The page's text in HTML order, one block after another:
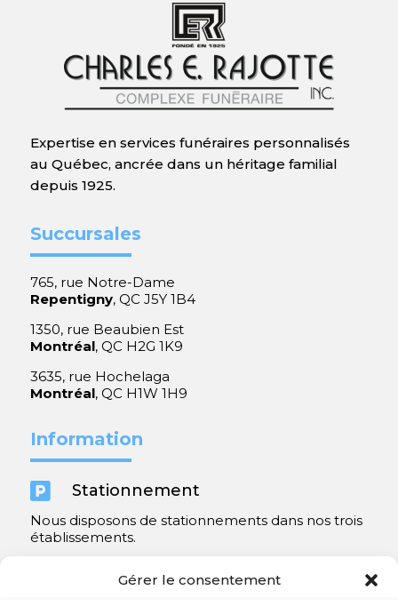
Gérer le consentement
Expertise en services funéraires personnalisés
au Québec, ancrée dans un héritage familial
depuis 1925.
Succursales
765, rue Notre-Dame
Repentigny, QC J5Y 1B4
1350, rue Beaubien Est
Montréal, QC H2G 1K9
3635, rue Hochelaga
Montréal, QC H1W 1H9
Information
 Stationnement
Nous disposons de stationnements dans nos trois
établissements.